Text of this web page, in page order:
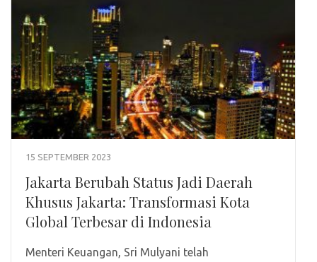
15 SEPTEMBER 2023
Jakarta Berubah Status Jadi Daerah
Khusus Jakarta: Transformasi Kota
Global Terbesar di Indonesia
Menteri Keuangan, Sri Mulyani telah